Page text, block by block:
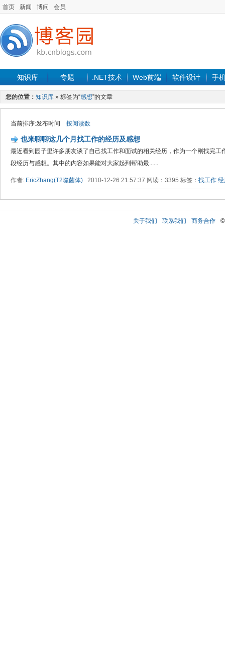
首页 新闻 博问 会员
知识库 专题 .NET技术 Web前端 软件设计 手
您的位置： 知识库 » 标签为“感想”的文章
当前排序:发布时间 按阅读数
也来聊聊这几个月找工作的经历及感想
最近看到园子里许多朋友谈了自己找工作和面试的相关经历，作为一个刚找完
段经历与感想。其中的内容如果能对大家起到帮助最......
作者: EricZhang(T2噬菌体) 2010-12-26 21:57:37 阅读：3395 标签： 找工作
关于我们 联系我们 商务合作